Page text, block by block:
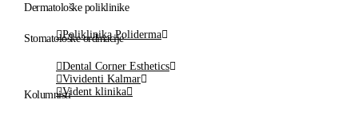
Dermatološke poliklinike
Poliklinika Poliderma
Stomatološke ordinacije
Dental Corner Esthetics
Vividenti Kalmar
Vident klinika
Kolumnisti